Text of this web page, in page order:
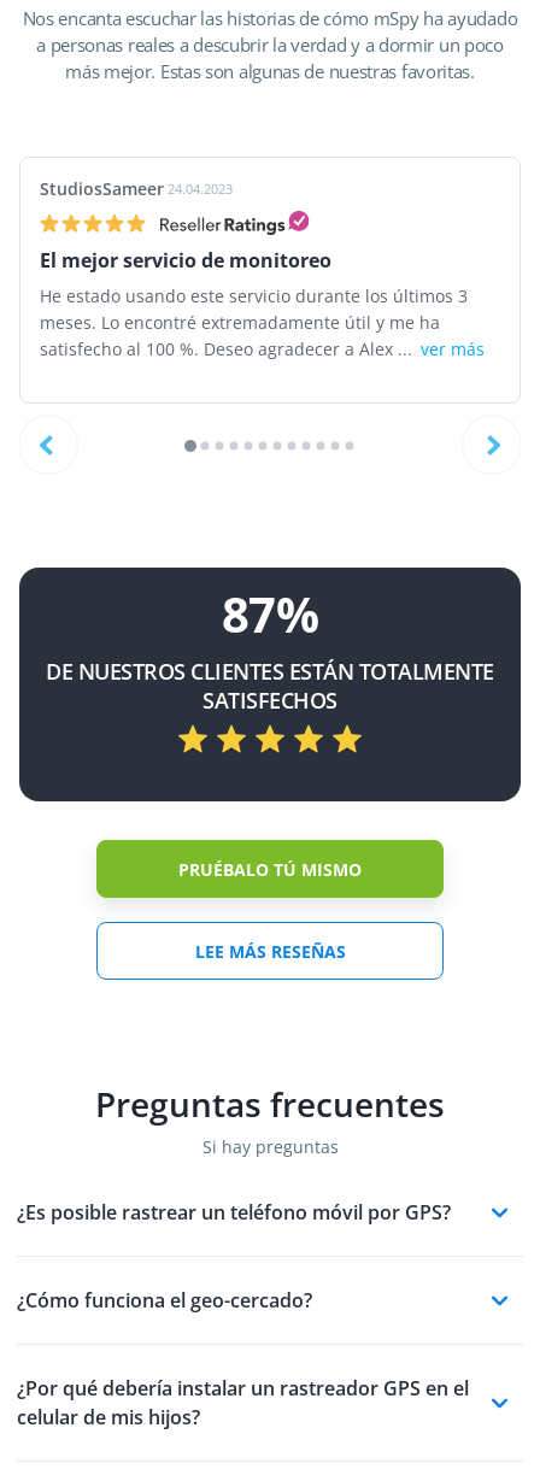
Nos encanta escuchar las historias de cómo mSpy ha ayudado
a personas reales a descubrir la verdad y a dormir un poco
más mejor. Estas son algunas de nuestras favoritas.
StudiosSameer 24.04.2023
El mejor servicio de monitoreo
He estado usando este servicio durante los últimos 3
meses. Lo encontré extremadamente útil y me ha
satisfecho al 100 %. Deseo agradecer a Alex ... ver más
87%
DE NUESTROS CLIENTES ESTÁN TOTALMENTE
SATISFECHOS
PRUÉBALO TÚ MISMO
LEE MÁS RESEÑAS
Preguntas frecuentes
Si hay preguntas
¿Es posible rastrear un teléfono móvil por GPS?
¿Cómo funciona el geo-cercado?
¿Por qué debería instalar un rastreador GPS en el
celular de mis hijos?